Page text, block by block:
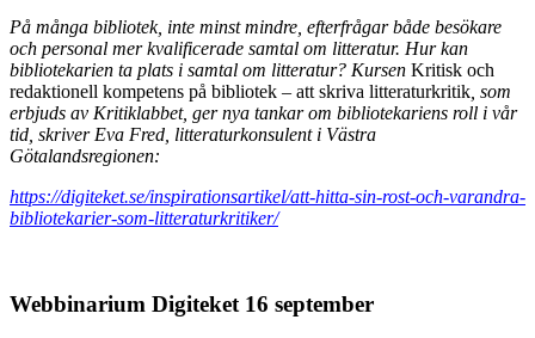
På många bibliotek, inte minst mindre, efterfrågar både besökare
och personal mer kvalificerade samtal om litteratur. Hur kan
bibliotekarien ta plats i samtal om litteratur? Kursen Kritisk och
redaktionell kompetens på bibliotek – att skriva litteraturkritik , som
erbjuds av Kritiklabbet, ger nya tankar om bibliotekariens roll i vår
tid, skriver Eva Fred, litteraturkonsulent i Västra
Götalandsregionen:
https://digiteket.se/inspirationsartikel/att-hitta-sin-rost-och-varandra-
bibliotekarier-som-litteraturkritiker/
Webbinarium Digiteket 16 september